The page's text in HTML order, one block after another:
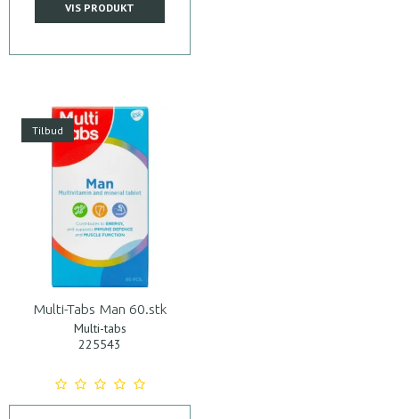
VIS PRODUKT
Tilbud
Multi-Tabs Man 60.stk
Multi-tabs
225543